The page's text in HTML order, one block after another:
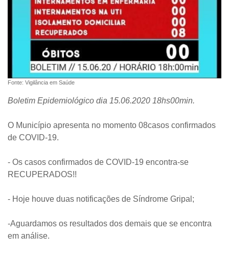
Fonte: Vigilância em Saúde
Boletim Epidemiológico dia 15.06.2020 18hs00min.
O Município apresenta no momento 08casos confirmados
de COVID-19.
- Os casos confirmados de COVID-19 encontra-se
RECUPERADOS!!
- Hoje houve duas notificações de Síndrome Gripal;
-Aguardamos os resultados dos demais que se encontra
em análise.